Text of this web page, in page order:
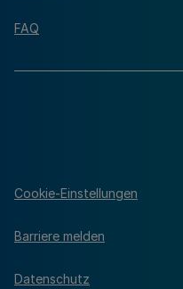
FAQ
Cookie-Einstellungen
Barriere melden
Datenschutz